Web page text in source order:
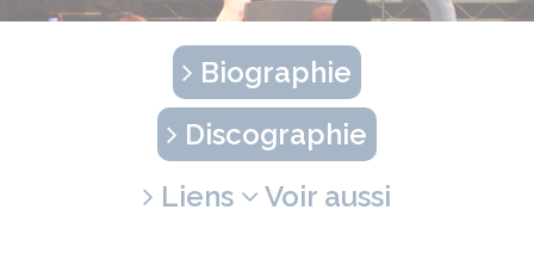
Biographie
Discographie
Liens
Voir aussi